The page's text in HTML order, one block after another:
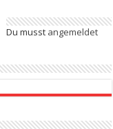
Du musst angemeldet